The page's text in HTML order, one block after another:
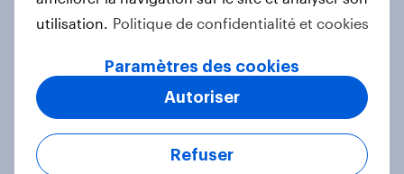
Hypermarchés 2025
YouGov’s Best Global Brands 2025
utilisation. Politique de confidentialité et cookies
Paramètres des cookies
Refuser
Autoriser